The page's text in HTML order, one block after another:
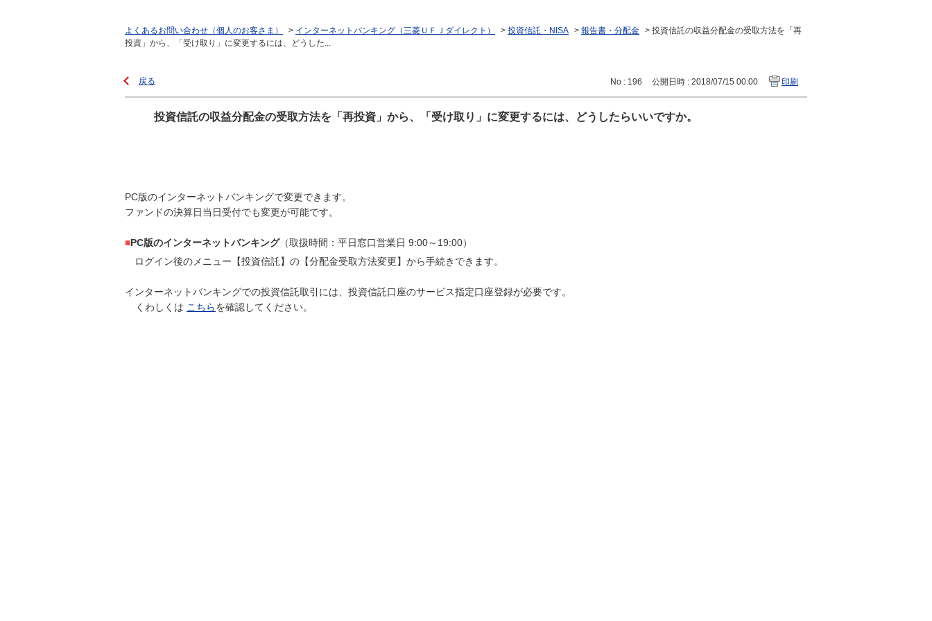
よくあるお問い合わせ（個人のお客さま） > インターネットバンキング（三菱ＵＦＪダイレクト） > 投資信託・NISA > 報告書・分配金 > 投資信託の収益分配金の受取方法を「再
投資」から、「受け取り」に変更するには、どうした...
戻る No : 196 公開日時 : 2018/07/15 00:00 印刷
投資信託の収益分配金の受取方法を「再投資」から、「受け取り」に変更するには、どうしたらいいですか。
PC版のインターネットバンキングで変更できます。
ファンドの決算日当日受付でも変更が可能です。
■PC版のインターネットバンキング（取扱時間：平日窓口営業日 9:00～19:00）
ログイン後のメニュー【投資信託】の【分配金受取方法変更】から手続きできます。
インターネットバンキングでの投資信託取引には、投資信託口座のサービス指定口座登録が必要です。
くわしくは こちらを確認してください。